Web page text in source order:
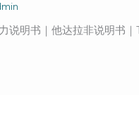
说明书｜他达拉非说明书